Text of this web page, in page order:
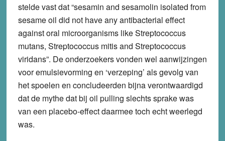
stelde vast dat “sesamin and sesamolin isolated from
sesame oil did not have any antibacterial effect
against oral microorganisms like Streptococcus
mutans, Streptococcus mitis and Streptococcus
viridans”. De onderzoekers vonden wel aanwijzingen
voor emulsievorming en ‘verzeping’ als gevolg van
het spoelen en concludeerden bijna verontwaardigd
dat de mythe dat bij oil pulling slechts sprake was
van een placebo-effect daarmee toch echt weerlegd
was.